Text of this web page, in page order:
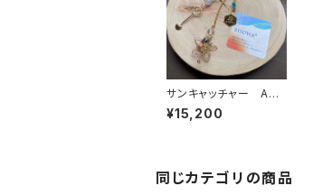
サンキャッチャー AOI
の雫の恵みをあなたへ
¥15,200
同じカテゴリの商品